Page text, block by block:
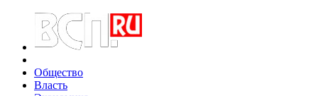
Общество
Власть